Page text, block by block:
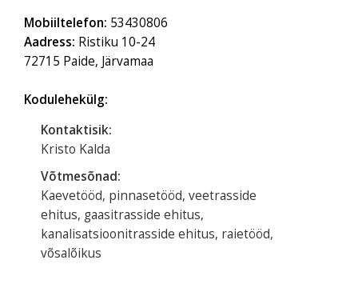
Mobiiltelefon: 53430806
Aadress: Ristiku 10-24
72715 Paide, Järvamaa
Kodulehekülg:
Kontaktisik:
Kristo Kalda
Võtmesõnad:
Kaevetööd, pinnasetööd, veetrasside
ehitus, gaasitrasside ehitus,
kanalisatsioonitrasside ehitus, raietööd,
võsalõikus